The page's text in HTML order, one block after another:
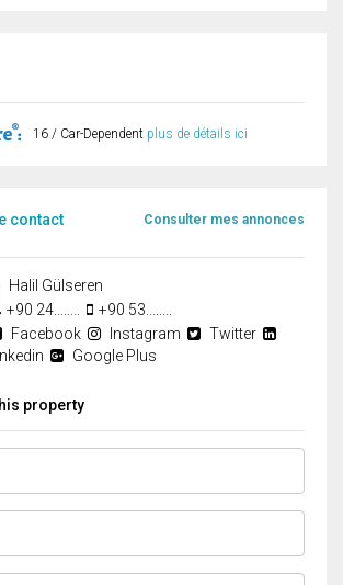
16 / Car-Dependent plus de détails ici
contact Consulter mes annonces
Halil Gülseren
+90 24........
+90 53........
Facebook
Instagram
Twitter
Google Plus
property